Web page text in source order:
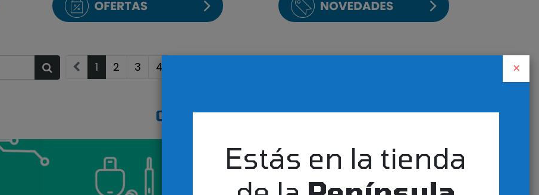
×
Estás en la tienda
1 2 3 4
CONECTORES PCB